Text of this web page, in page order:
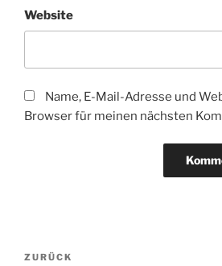
Website
Name, E-Mail-Adresse und
Browser für meinen nächsten
Beitragsnavigation
Vorheriger
ZURÜCK